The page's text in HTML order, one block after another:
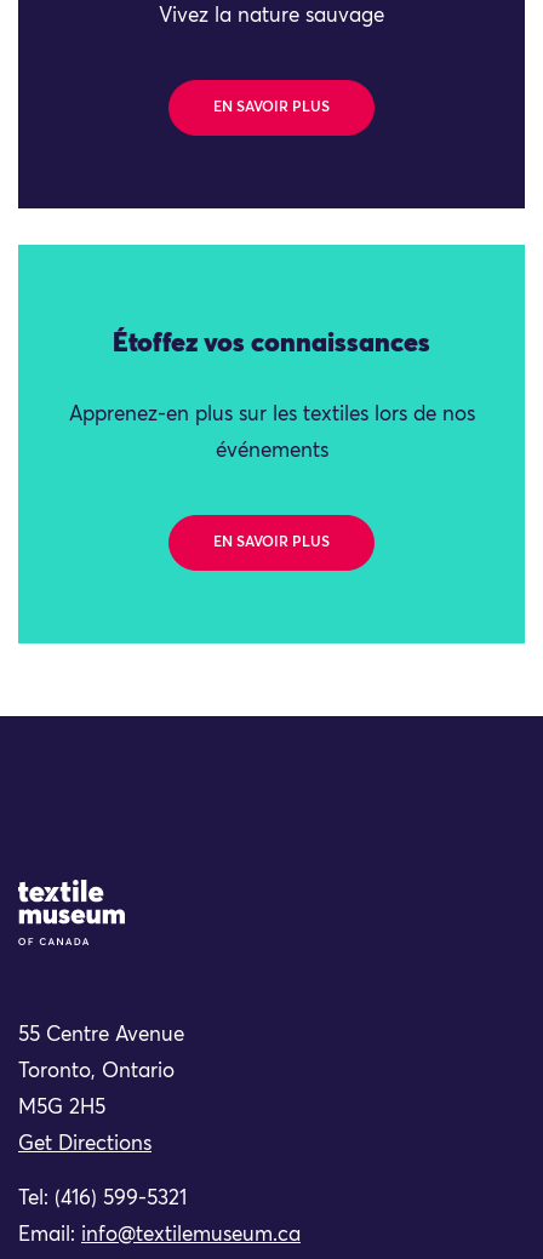
Vivez la nature sauvage
EN SAVOIR PLUS
Étoffez vos connaissances
Apprenez-en plus sur les textiles lors de nos
événements
EN SAVOIR PLUS
Site Logo
55 Centre Avenue
Toronto, Ontario
M5G 2H5
Get Directions
Tel: (416) 599-5321
Email: info@textilemuseum.ca